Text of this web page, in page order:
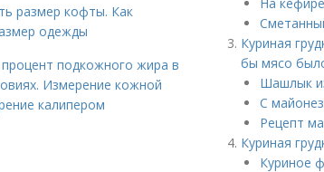
Куриная
бы мясо
Шашлык
С
Рецепт
Куриная
Куриное
размер кофты. Как
одежды
подкожного жира в
Измерение кожной
калипером